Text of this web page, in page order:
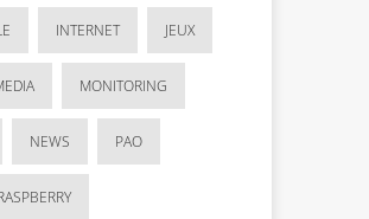
INTERNET JEUX
MONITORING
NEWS PAO